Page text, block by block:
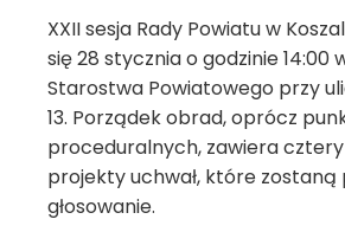
XXII sesja Rady Powiatu w
się 28 stycznia o godzinie 14:00
Starostwa Powiatowego przy
13. Porządek obrad, oprócz
proceduralnych, zawiera
projekty uchwał, które
głosowanie.